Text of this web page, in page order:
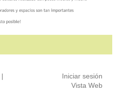
|
Iniciar sesión
Vista Web